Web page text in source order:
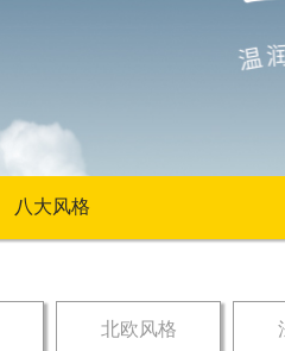
八大风格
北欧风格